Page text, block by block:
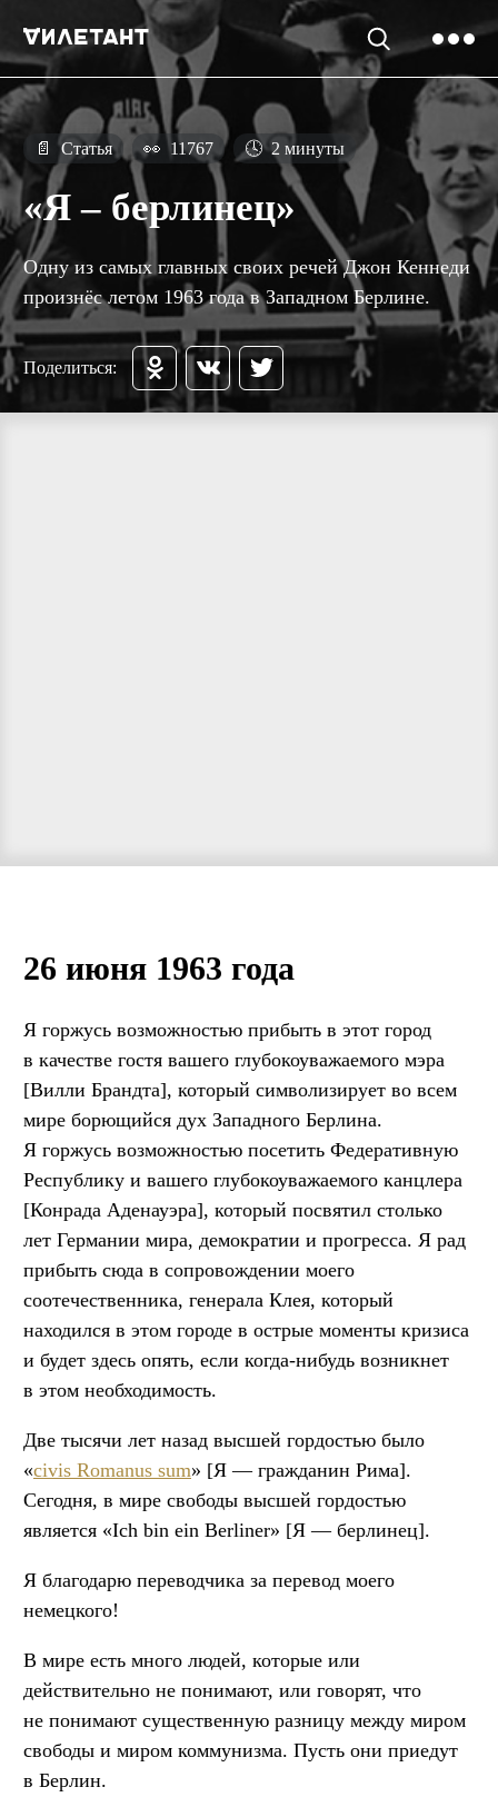
📄 Статья 👀 11767 🕓 2 минуты
«Я – берлинец»
Одну из самых главных своих речей Джон Кеннеди
произнёс летом 1963 года в Западном Берлине.
Поделиться:
26 июня 1963 года
Я горжусь возможностью прибыть в этот город
в качестве гостя вашего глубокоуважаемого мэра
[Вилли Брандта], который символизирует во всем
мире борющийся дух Западного Берлина.
Я горжусь возможностью посетить Федеративную
Республику и вашего глубокоуважаемого канцлера
[Конрада Аденауэра], который посвятил столько
лет Германии мира, демократии и прогресса. Я рад
прибыть сюда в сопровождении моего
соотечественника, генерала Клея, который
находился в этом городе в острые моменты кризиса
и будет здесь опять, если когда-нибудь возникнет
в этом необходимость.
Две тысячи лет назад высшей гордостью было
«civis Romanus sum» [Я — гражданин Рима].
Сегодня, в мире свободы высшей гордостью
является «Ich bin ein Berliner» [Я — берлинец].
Я благодарю переводчика за перевод моего
немецкого!
В мире есть много людей, которые или
действительно не понимают, или говорят, что
не понимают существенную разницу между миром
свободы и миром коммунизма. Пусть они приедут
в Берлин.